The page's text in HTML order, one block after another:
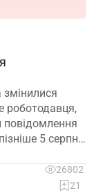
змінилися
роботодавця,
повідомлення
5 серпня
26802
21